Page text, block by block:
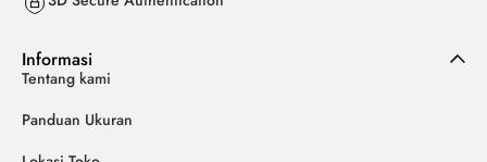
Informasi
Tentang kami
Panduan Ukuran